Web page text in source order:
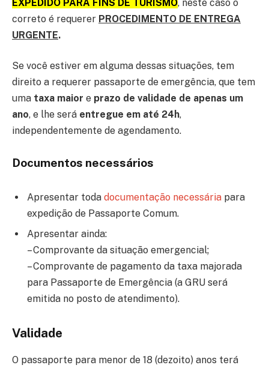
EXPEDIDO PARA FINS DE TURISMO, neste caso o
correto é requerer PROCEDIMENTO DE ENTREGA
URGENTE.
Se você estiver em alguma dessas situações, tem
direito a requerer passaporte de emergência, que tem
uma taxa maior e prazo de validade de apenas um
ano, e lhe será entregue em até 24h,
independentemente de agendamento.
Documentos necessários
Apresentar toda documentação necessária para
expedição de Passaporte Comum.
Apresentar ainda:
– Comprovante da situação emergencial;
– Comprovante de pagamento da taxa majorada
para Passaporte de Emergência (a GRU será
emitida no posto de atendimento).
Validade
O passaporte para menor de 18 (dezoito) anos terá